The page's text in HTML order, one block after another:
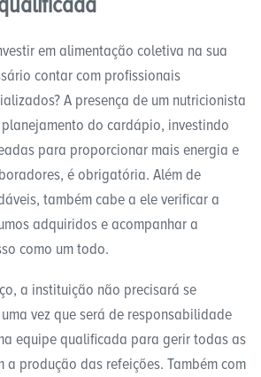
em alimentação coletiva na sua
contar com profissionais
A presença de um nutricionista
do cardápio, investindo
para proporcionar mais energia e
é obrigatória. Além de
também cabe a ele verificar a
adquiridos e acompanhar a
como um todo.
a instituição não precisará se
vez que será de responsabilidade
equipe qualificada para gerir todas as
a produção das refeições. Também com